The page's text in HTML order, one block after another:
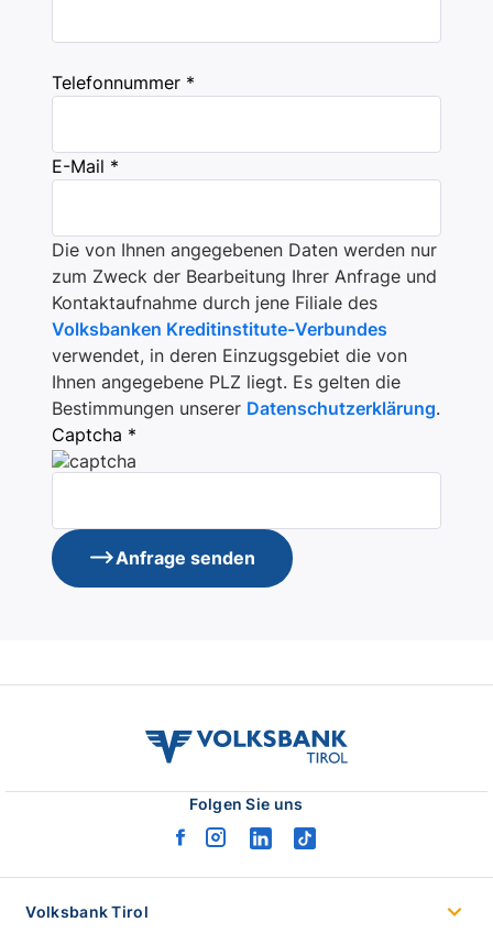
Telefonnummer *
E-Mail *
Die von Ihnen angegebenen Daten werden nur
zum Zweck der Bearbeitung Ihrer Anfrage und
Kontaktaufnahme durch jene Filiale des
Volksbanken Kreditinstitute-Verbundes
verwendet, in deren Einzugsgebiet die von
Ihnen angegebene PLZ liegt. Es gelten die
Bestimmungen unserer Datenschutzerklärung.
Captcha *
Anfrage senden
volksbank
Folgen Sie uns
facebook
instagram
linkedintiktok
Volksbank Tirol